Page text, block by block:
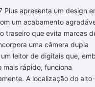
Plus apresenta um design
um acabamento
traseiro que evita marcas
uma câmera dupla
leitor de digitais que,
mais rápido, funciona
A localização do alto-